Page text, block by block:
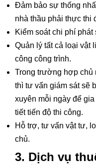
Đảm bảo sự thống
nhà thầu phải thực thi
Kiểm soát chi phí
Quản lý tất cả loại vật
công công trình.
Trong trường hợp chủ
thì tư vấn giám sát sẽ
xuyên mỗi ngày để
tiết tiến độ thi công.
Hỗ trợ, tư vấn vật tư,
chủ.
3. Dịch vụ